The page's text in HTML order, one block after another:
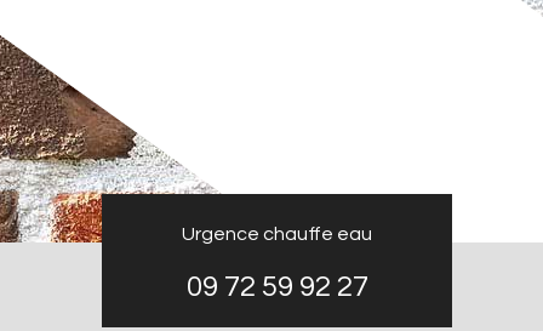
Urgence chauffe eau
09 72 59 92 27